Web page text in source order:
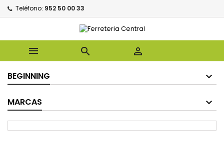
Teléfono: 952 50 00 33
  
BEGINNING
MARCAS